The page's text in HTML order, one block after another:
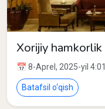
Xorijiy hamkorlik
📅 8-Aprel, 2025-yil 4:01
Batafsil o‘qish